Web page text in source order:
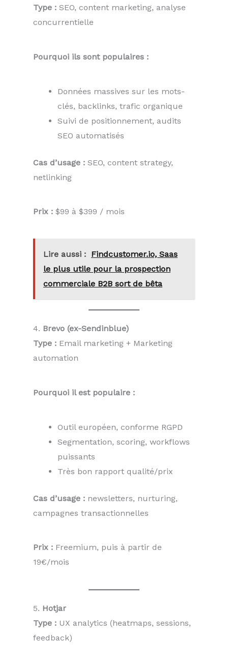
Type : SEO, content marketing, analyse
concurrentielle
Pourquoi ils sont populaires :
Données massives sur les mots-
clés, backlinks, trafic organique
Suivi de positionnement, audits
SEO automatisés
Cas d’usage : SEO, content strategy,
netlinking
Prix : $99 à $399 / mois
Lire aussi : Findcustomer.io, Saas
le plus utile pour la prospection
commerciale B2B sort de bêta
4. Brevo (ex-Sendinblue)
Type : Email marketing + Marketing
automation
Pourquoi il est populaire :
Outil européen, conforme RGPD
Segmentation, scoring, workflows
puissants
Très bon rapport qualité/prix
Cas d’usage : newsletters, nurturing,
campagnes transactionnelles
Prix : Freemium, puis à partir de
19€/mois
5. Hotjar
Type : UX analytics (heatmaps, sessions,
feedback)